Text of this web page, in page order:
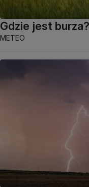
Gdzie jest
METEO